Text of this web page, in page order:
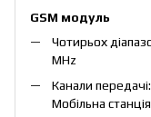
GSM модуль
Чотирьох
MHz
Канали
Мобільна